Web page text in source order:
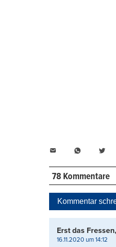
WhatsApp
78 Kommentare
Kommentar
Erst das
16.11.2020 um 14:12